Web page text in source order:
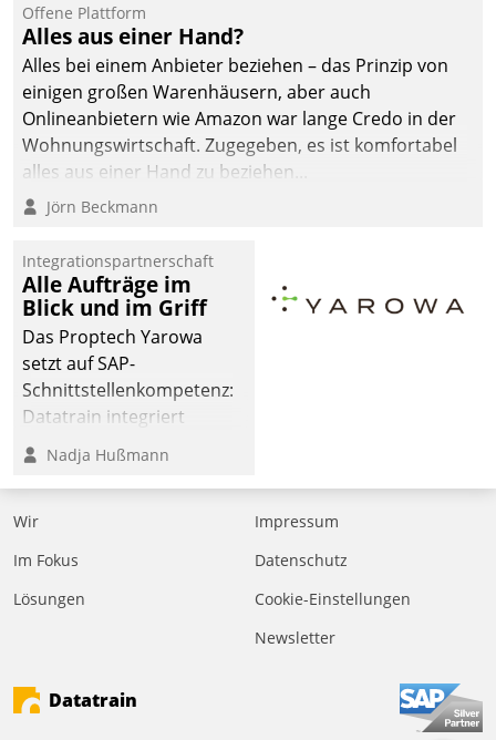
Offene Plattform
Alles aus einer Hand?
Alles bei einem Anbieter beziehen – das Prinzip von
einigen großen Warenhäusern, aber auch
Onlineanbietern wie Amazon war lange Credo in der
Wohnungswirtschaft. Zugegeben, es ist komfortabel
alles aus einer Hand zu beziehen...
Jörn Beckmann
Integrationspartnerschaft
Alle Aufträge im
Blick und im Griff
Das Proptech Yarowa
setzt auf SAP-
Schnittstellenkompetenz:
Datatrain integriert
Yarowas Portal zur
Vergabe und Verwaltung
von Aufträgen der
operativen
Instandhaltung in die
deutscher
den Weg vom
Mieteranliegen zum
Nadja Hußmann
Wir
Im Fokus
Lösungen
Impressum
Datenschutz
Cookie-Einstellungen
Newsletter
Datatrain